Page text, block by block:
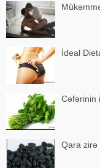
İdeal
Cəfərinin
Qara zirə